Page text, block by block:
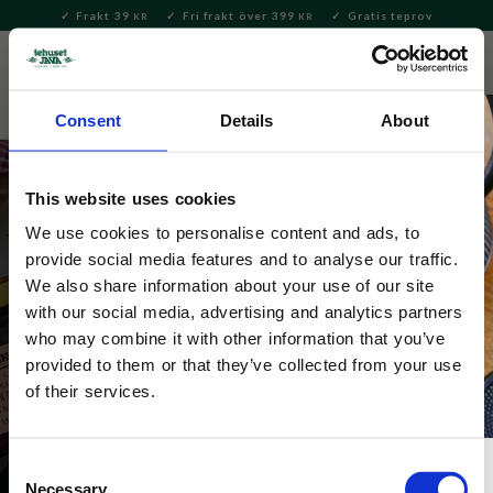
Consent Details About
This website uses cookies
We use cookies to personalise content and ads, to
provide social media features and to analyse our traffic.
We also share information about your use of our site
with our social media, advertising and analytics partners
who may combine it with other information that you’ve
provided to them or that they’ve collected from your use
of their services.
Necessary
Meny
Frakt 39 KR Fri frakt över 399 KR Gratis teprov
Här har vi samlat våra populära
säsongsteer och du hittar vitt, grönt,
svart och rooibos.